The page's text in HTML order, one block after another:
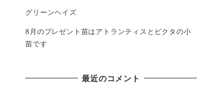
グリーンヘイズ
8月のプレゼント苗はアトランティスとピクタの小
苗です
最近のコメント